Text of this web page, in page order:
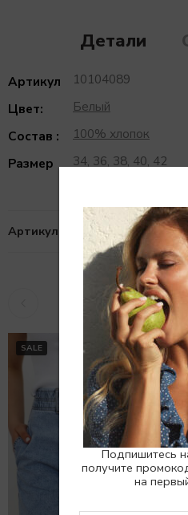
Подпишитесь
получите
на
Детали
Артикул
10104089
Цвет:
Белый
Состав :
100% хлопок
Размер
34, 36, 38, 40, 42
Артикул: 10104089
SALE